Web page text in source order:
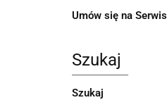
Umów się na Serwis
Szukaj
Szukaj